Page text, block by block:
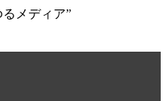
メディア”